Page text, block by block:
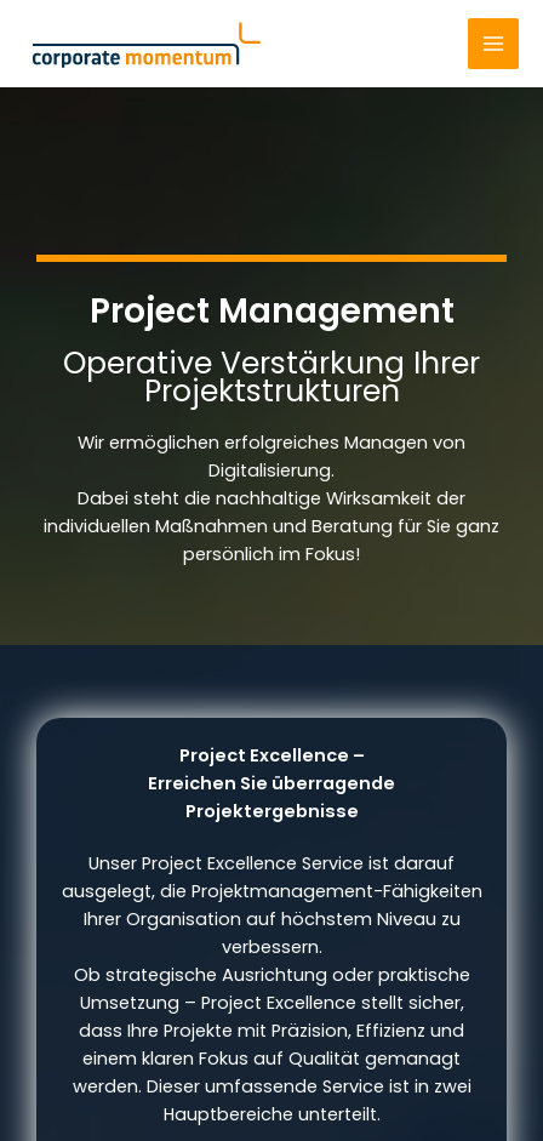
content
Project Management
Operative Verstärkung Ihrer
Projektstrukturen
Wir ermöglichen erfolgreiches Managen von
Digitalisierung.
Dabei steht die nachhaltige Wirksamkeit der
individuellen Maßnahmen und Beratung für Sie ganz
persönlich im Fokus!
Project Excellence –
Erreichen Sie überragende
Projektergebnisse
Unser Project Excellence Service ist darauf
ausgelegt, die Projektmanagement-Fähigkeiten
Ihrer Organisation auf höchstem Niveau zu
verbessern.
Ob strategische Ausrichtung oder praktische
Umsetzung – Project Excellence stellt sicher,
dass Ihre Projekte mit Präzision, Effizienz und
einem klaren Fokus auf Qualität gemanagt
werden. Dieser umfassende Service ist in zwei
Hauptbereiche unterteilt.